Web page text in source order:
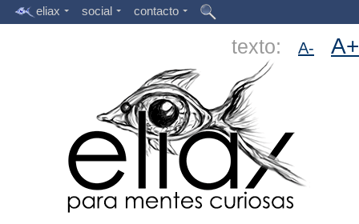
eliax social contacto
texto: A- A+